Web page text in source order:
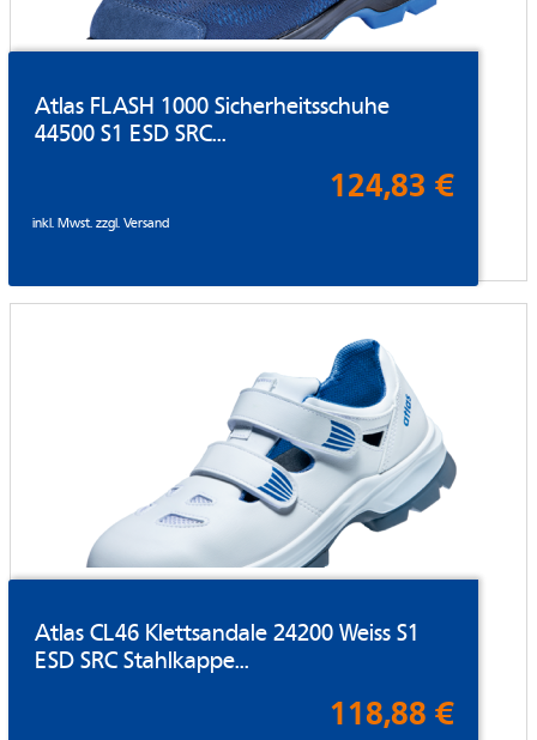
Atlas FLASH 1000 Sicherheitsschuhe
44500 S1 ESD SRC...
124,83 €
inkl. Mwst. zzgl.Versand
Atlas CL46 Klettsandale 24200 Weiss S1
ESD SRC Stahlkappe...
118,88 €